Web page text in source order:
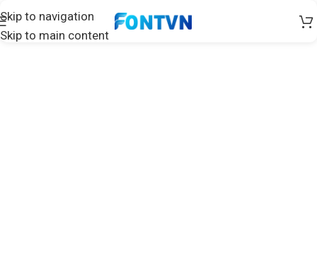
Skip to navigation
Skip to main content